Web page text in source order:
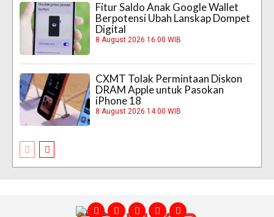
Fitur Saldo Anak Google Wallet
Berpotensi Ubah Lanskap Dompet
Digital
8 August 2026 16:00 WIB
CXMT Tolak Permintaan Diskon
DRAM Apple untuk Pasokan
iPhone 18
8 August 2026 14:00 WIB